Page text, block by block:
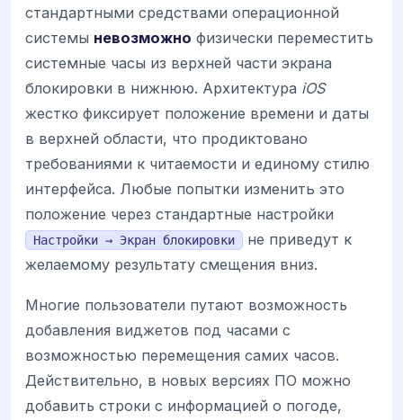
стандартными средствами операционной
системы невозможно физически переместить
системные часы из верхней части экрана
блокировки в нижнюю. Архитектура iOS
жестко фиксирует положение времени и даты
в верхней области, что продиктовано
требованиями к читаемости и единому стилю
интерфейса. Любые попытки изменить это
положение через стандартные настройки
Настройки → Экран блокировки
не приведут к
желаемому результату смещения вниз.
Многие пользователи путают возможность
добавления виджетов под часами с
возможностью перемещения самих часов.
Действительно, в новых версиях ПО можно
добавить строки с информацией о погоде,